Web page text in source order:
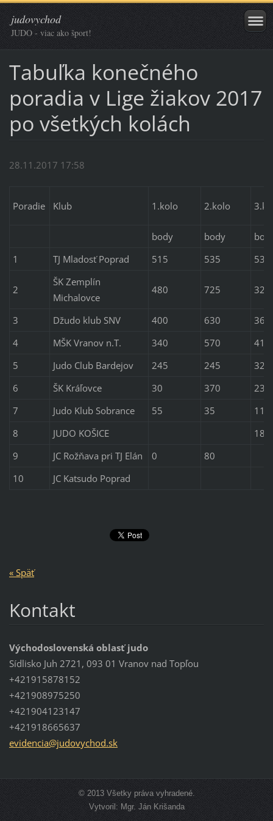
judovychod
JUDO - viac ako šport!
Tabuľka konečného
poradia v Lige žiakov 2017
po všetkých kolách
28.11.2017 17:58
Poradie Klub 1.kolo 2.kolo
body body
1
TJ Mladosť Poprad 515 535 535
2
ŠK Zemplín
Michalovce
480 725 320
3 Džudo klub SNV 400 630
360
4
MŠK Vranov n.T. 340 570
410
5
Judo Club Bardejov 245 245
320
6
ŠK Kráľovce 30 370
230
7
Judo Klub Sobrance 55 35
115
8
JUDO KOŠICE
180
9
JC Rožňava pri TJ Elán 0
80
10
JC Katsudo Poprad
« Späť
Kontakt
Východoslovenská oblasť judo
Sídlisko Juh 2721, 093 01 Vranov nad Topľou
+421915878152
+421908975250
+421904123147
+421918665637
evidencia@judovychod.sk
© 2013 Všetky práva vyhradené.
Vytvoril: Mgr. Ján Krišanda